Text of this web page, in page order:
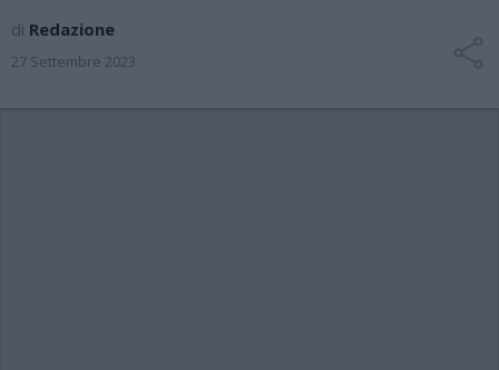
di Redazione
27 Settembre 2023